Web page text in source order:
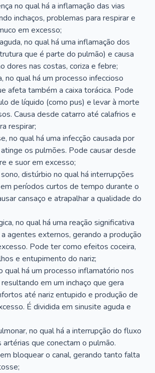
no qual há a inflamação das vias
inchaços, problemas para respirar e
em excesso;
no qual há uma inflamação dos
que é parte do pulmão) e causa
dores nas costas, coriza e febre;
no qual há um processo infeccioso
afeta também a caixa torácica. Pode
de líquido (como pus) e levar à morte
Causa desde catarro até calafrios e
respirar;
no qual há uma infecção causada por
os pulmões. Pode causar desde
e suor em excesso;
distúrbio no qual há interrupções
períodos curtos de tempo durante o
cansaço e atrapalhar a qualidade do
no qual há uma reação significativa
agentes externos, gerando a produção
Pode ter como efeitos coceira,
e entupimento do nariz;
qual há um processo inflamatório nos
em um inchaço que gera
até nariz entupido e produção de
É dividida em sinusite aguda e
no qual há a interrupção do fluxo
artérias que conectam o pulmão.
bloquear o canal, gerando tanto falta